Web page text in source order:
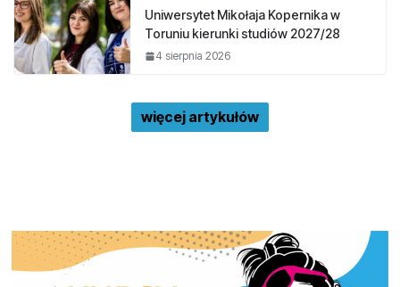
Uniwersytet Mikołaja Kopernika w
Toruniu kierunki studiów 2027/28
4 sierpnia 2026
więcej artykułów